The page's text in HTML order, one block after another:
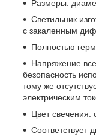
Размеры:
Светильник
с закаленным
Полностью
Напряжение
безопасность
тому же
электрическим
Цвет свечения:
Соответствует